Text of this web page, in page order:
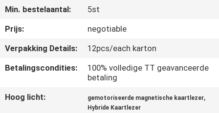
KWALITEITSCONTROLE
CONTACTEER
Min. bestelaantal:
5st
Prijs:
negotiable
Verpakking Details:
12pcs/each karton
Betalingscondities:
100% volledige TT geavanceerde
betaling
Hoog licht:
gemotoriseerde magnetische kaartlezer,
Hybride Kaartlezer